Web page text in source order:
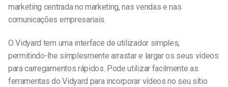
marketing centrada no marketing, nas vendas e nas
comunicações empresariais.
O Vidyard tem uma interface de utilizador simples,
permitindo-lhe simplesmente arrastar e largar os seus vídeos
para carregamentos rápidos. Pode utilizar facilmente as
ferramentas do Vidyard para incorporar vídeos no seu sítio